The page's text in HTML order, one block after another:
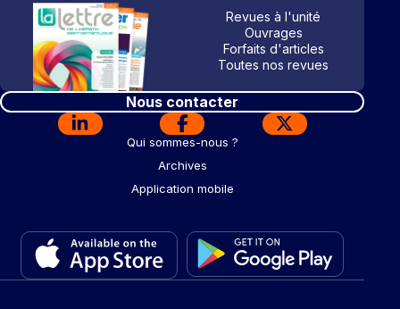
Revues à l'unité
Ouvrages
Forfaits d'articles
Toutes nos revues
Nous contacter
Qui sommes-nous ?
Archives
Application mobile